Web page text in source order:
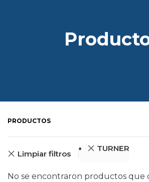
PRODUCTOS
Limpiar filtros
TURNER
No se encontraron productos que